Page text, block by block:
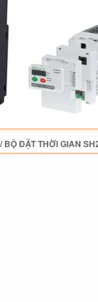
/BỘ ĐẶT THỜI GIAN